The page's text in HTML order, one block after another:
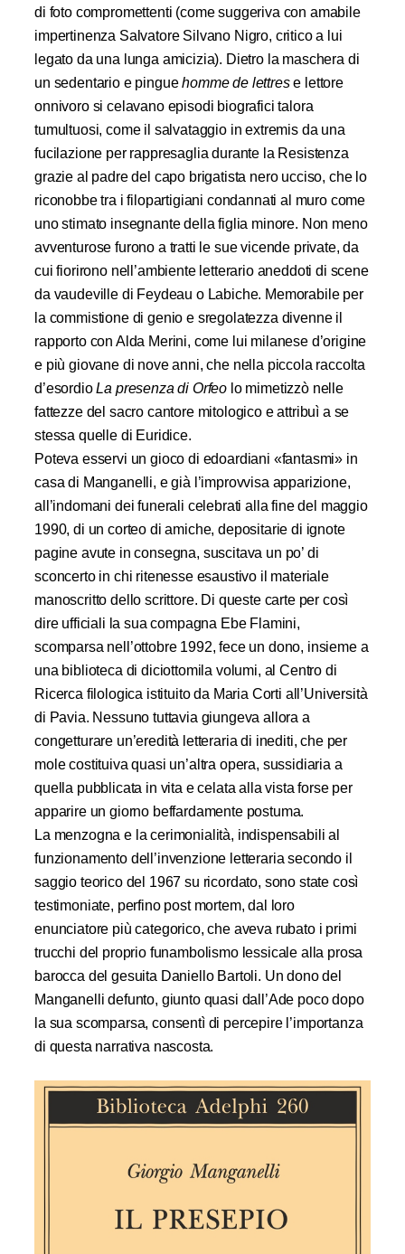
di foto compromettenti (come suggeriva con amabile
impertinenza Salvatore Silvano Nigro, critico a lui
legato da una lunga amicizia). Dietro la maschera di
un sedentario e pinguehomme de lettrese lettore
onnivoro si celavano episodi biografici talora
tumultuosi, come il salvataggio in extremis da una
fucilazione per rappresaglia durante la Resistenza
grazie al padre del capo brigatista nero ucciso, che lo
riconobbe tra i filopartigiani condannati al muro come
uno stimato insegnante della figlia minore. Non meno
avventurose furono a tratti le sue vicende private, da
cui fiorirono nell’ambiente letterario aneddoti di scene
da vaudeville di Feydeau o Labiche. Memorabile per
la commistione di genio e sregolatezza divenne il
rapporto con Alda Merini, come lui milanese d’origine
e più giovane di nove anni, che nella piccola raccolta
d’esordioLa presenza di Orfeo lo mimetizzò nelle
fattezze del sacro cantore mitologico e attribuì a se
stessa quelle di Euridice.
Poteva esservi un gioco di edoardiani «fantasmi» in
casa di Manganelli, e già l’improvvisa apparizione,
all’indomani dei funerali celebrati alla fine del maggio
1990, di un corteo di amiche, depositarie di ignote
pagine avute in consegna, suscitava un po’ di
sconcerto in chi ritenesse esaustivo il materiale
manoscritto dello scrittore. Di queste carte per così
dire ufficiali la sua compagna Ebe Flamini,
scomparsa nell’ottobre 1992, fece un dono, insieme a
una biblioteca di diciottomila volumi, al Centro di
Ricerca filologica istituito da Maria Corti all’Università
di Pavia. Nessuno tuttavia giungeva allora a
congetturare un’eredità letteraria di inediti, che per
mole costituiva quasi un’altra opera, sussidiaria a
quella pubblicata in vita e celata alla vista forse per
apparire un giorno beffardamente postuma.
La menzogna e la cerimonialità, indispensabili al
funzionamento dell’invenzione letteraria secondo il
saggio teorico del 1967 su ricordato, sono state così
testimoniate, perfino post mortem, dal loro
enunciatore più categorico, che aveva rubato i primi
trucchi del proprio funambolismo lessicale alla prosa
barocca del gesuita Daniello Bartoli. Un dono del
Manganelli defunto, giunto quasi dall’Ade poco dopo
la sua scomparsa, consentì di percepire l’importanza
di questa narrativa nascosta.